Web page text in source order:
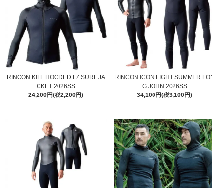
RINCON KILL HOODED FZ SURF JA
CKET 2026SS
24,200円(税2,200円)
RINCON ICON LIGHT SUMMER
G JOHN 2026SS
34,100円(税3,100円)